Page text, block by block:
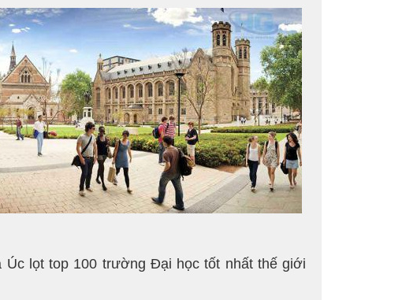
Úc lọt top 100 trường Đại học tốt nhất thế giới